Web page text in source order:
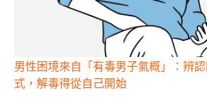
男性困境來自「有毒男子氣概」：辨
式，解毒得從自己開始